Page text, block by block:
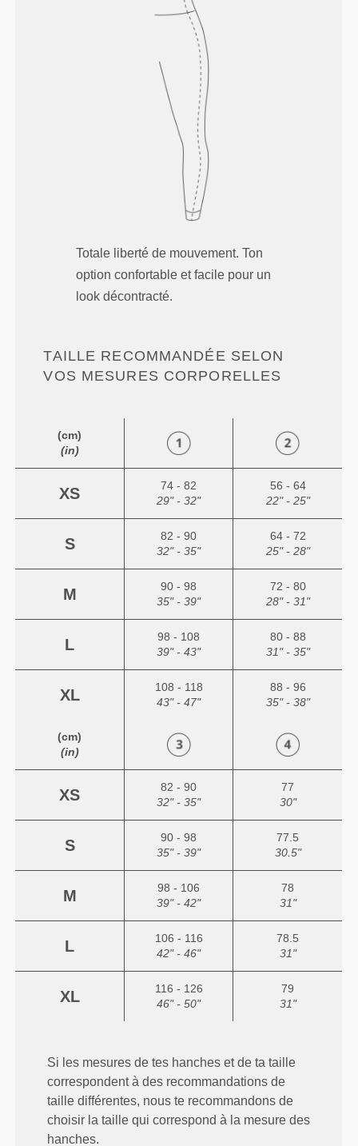
Totale liberté de mouvement. Ton
option confortable et facile pour un
look décontracté.
TAILLE RECOMMANDÉE SELON
VOS MESURES CORPORELLES
(cm)
(in)
XS
74 - 82
29" - 32"
56 - 64
22" - 25"
S
82 - 90
32" - 35"
64 - 72
25" - 28"
M
90 - 98
35" - 39"
72 - 80
28" - 31"
L
98 - 108
39" - 43"
80 - 88
31" - 35"
XL
108 - 118
43" - 47"
88 - 96
35" - 38"
(cm)
(in)
XS
82 - 90
32" - 35"
77
30"
S
90 - 98
35" - 39"
77.5
30.5"
M
98 - 106
39" - 42"
78
31"
L
106 - 116
42" - 46"
78.5
31"
XL
116 - 126
46" - 50"
79
31"
Si les mesures de tes hanches et de ta taille
correspondent à des recommandations de
taille différentes, nous te recommandons de
choisir la taille qui correspond à la mesure des
hanches.